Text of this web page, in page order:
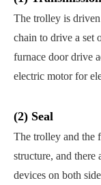
The trolley is
chain to drive a set
furnace door drive
electric motor for
(2) Seal
The trolley and the
structure, and there
devices on both